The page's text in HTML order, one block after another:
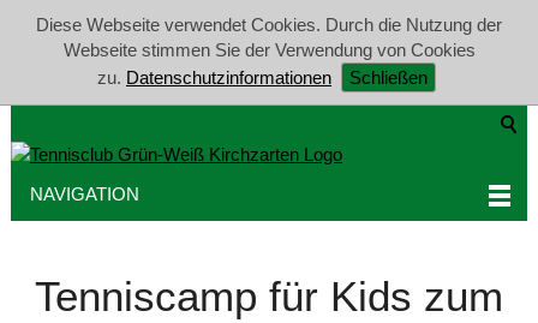
Diese Webseite verwendet Cookies. Durch die Nutzung der
Webseite stimmen Sie der Verwendung von Cookies
zu. Datenschutzinformationen Schließen
NAVIGATION
Tenniscamp für Kids zum